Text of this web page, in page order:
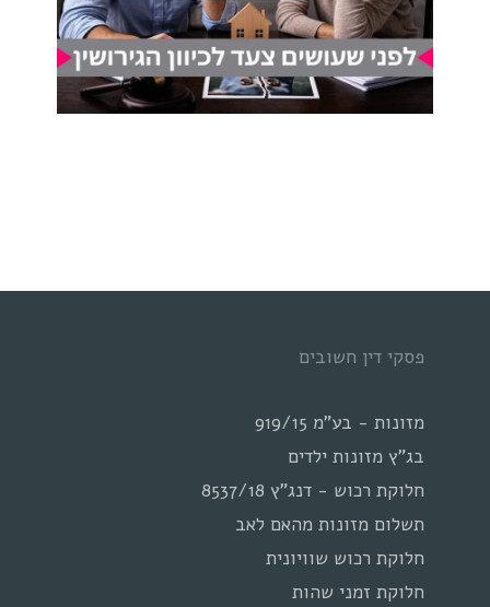
פסקי דין חשובים
מזונות - בע"מ 919/15
בג"ץ מזונות ילדים
חלוקת רכוש - דנג"ץ 8537/18
תשלום מזונות מהאם לאב
חלוקת רכוש שוויונית
חלוקת זמני שהות